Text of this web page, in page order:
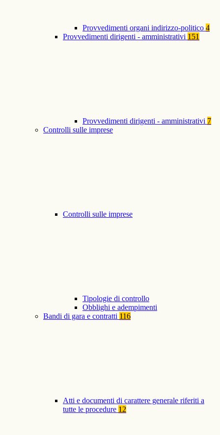
Provvedimenti organi indirizzo-politico 4
Provvedimenti dirigenti - amministrativi 151
Provvedimenti dirigenti - amministrativi 7
Controlli sulle imprese
Controlli sulle imprese
Tipologie di controllo
Obblighi e adempimenti
Bandi di gara e contratti 116
Atti e documenti di carattere generale riferiti a
tutte le procedure 12